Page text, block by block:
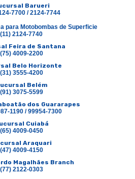
Barueri
7700 / 2124-7744
para Motobombas de Superficie
(11) 2124-7740
Feira de Santana
(75) 4009-2200
Belo Horizonte
(31) 3555-4200
Belém
(91) 3075-5599
dos Guararapes
1190 / 99954-7300
Cuiabá
(65) 4009-0450
Araquari
(47) 4009-4150
Magalhães Branch
(77) 2122-0303